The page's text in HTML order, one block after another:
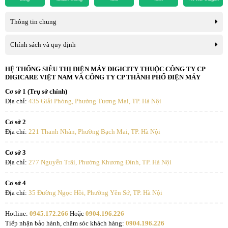
- Máy sấy Aqua sở hữu công nghệ sấy đảo chiều giảm nhăn. Công
bông quần áo theo chu trình xoay của máy, nâng cao hiệu quả sấy
Tiện ích
Thông tin chung
Chính sách và quy định
HỆ THỐNG SIÊU THỊ ĐIỆN MÁY DIGICITY THUỘC CÔNG TY CP
DIGICARE VIỆT NAM VÀ CÔNG TY CP THÀNH PHỐ ĐIỆN MÁY
Cơ sở 1 (Trụ sở chính)
Địa chỉ: 435 Giải Phóng, Phường Tương Mai, TP. Hà Nội
Cơ sở 2
Địa chỉ: 221 Thanh Nhàn, Phường Bạch Mai, TP. Hà Nội
Cơ sở 3
Địa chỉ: 277 Nguyễn Trãi, Phường Khương Đình, TP. Hà Nội
Cơ sở 4
Địa chỉ: 35 Đường Ngọc Hồi, Phường Yên Sở, TP. Hà Nội
Hotline: 0945.172.266 Hoặc 0904.196.226
Tiếp nhận bảo hành, chăm sóc khách hàng: 0904.196.226